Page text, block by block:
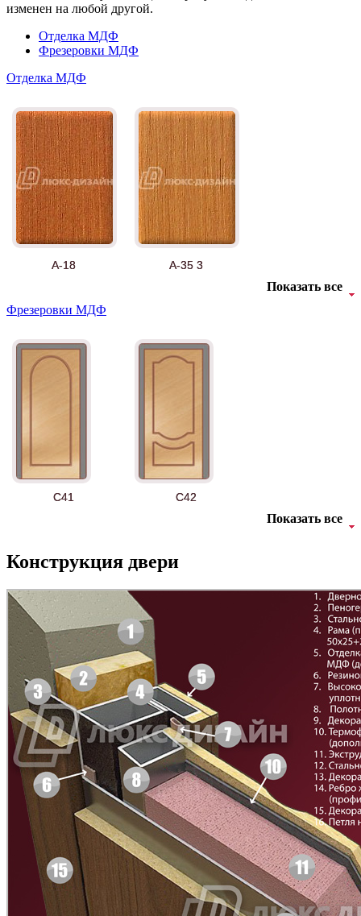
изменен на любой другой.
Отделка МДФ
Фрезеровки МДФ
Отделка МДФ
А-18 А-35 3
Б-35 3
БНТ БУК БАВАРИЯ
Д-11 Н Д-11 С
Показать все
Фрезеровки МДФ
C41 C42
C43 C44
C45 C46
Показать все
Конструкция двери